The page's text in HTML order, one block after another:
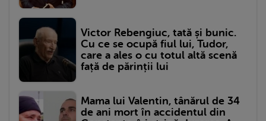
Victor Rebengiuc, tată și bunic.
Cu ce se ocupă fiul lui, Tudor,
care a ales o cu totul altă scenă
față de părinții lui
Mama lui Valentin, tânărul de 34
de ani mort în accidentul din